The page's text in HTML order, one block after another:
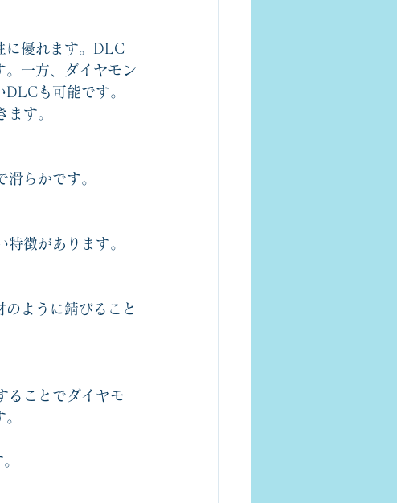
に優れます。DLC
。一方、ダイヤモン
も可能です。
す。
らかです。
徴があります。
ように錆びること
ることでダイヤモ